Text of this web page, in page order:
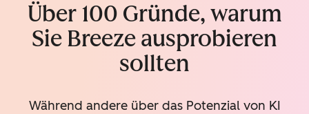
Über 100 Gründe, warum
Sie Breeze ausprobieren
sollten
Während andere über das Potenzial von KI